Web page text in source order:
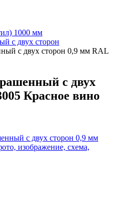
1000 мм
с двух сторон
с двух сторон 0,9 мм RAL
с двух
Красное вино